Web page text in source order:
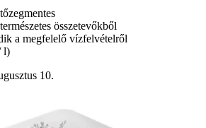
összetevőkből
a megfelelő vízfelvételről
l)
10.